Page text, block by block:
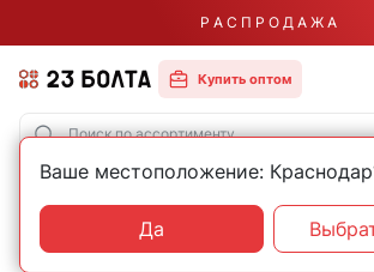
Р А С П Р О Д А Ж А
Купить оптом
Главная Контакты Стерлитамак
Пункты выдачи
городе Стерлитамак
Ваше местоположение:
Да